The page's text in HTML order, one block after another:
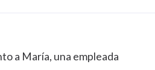
a María, una empleada